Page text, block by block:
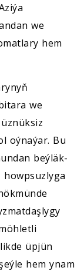
we
hem
we
oýnaýar. Bu
beýläk-
üpjün
hem ynam